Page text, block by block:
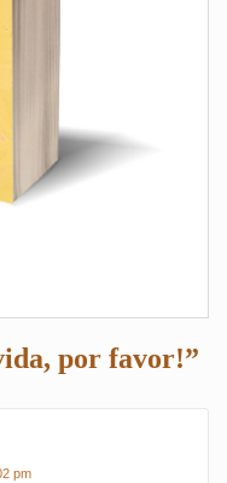
por favor!”
pm